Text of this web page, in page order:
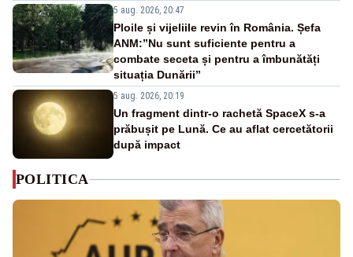
5 aug. 2026, 20:47
Ploile și vijeliile revin în România. Șefa
ANM:”Nu sunt suficiente pentru a
combate seceta și pentru a îmbunătăți
situația Dunării”
5 aug. 2026, 20:19
Un fragment dintr-o rachetă SpaceX s-a
prăbușit pe Lună. Ce au aflat cercetătorii
după impact
POLITICA